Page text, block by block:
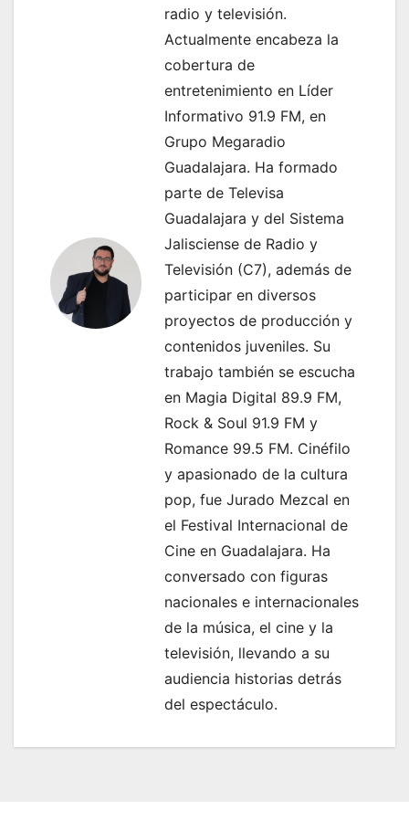
radio y televisión.
Actualmente encabeza la
cobertura de
entretenimiento en Líder
Informativo 91.9 FM, en
Grupo Megaradio
Guadalajara. Ha formado
parte de Televisa
Guadalajara y del Sistema
Jalisciense de Radio y
Televisión (C7), además de
participar en diversos
proyectos de producción y
contenidos juveniles. Su
trabajo también se escucha
en Magia Digital 89.9 FM,
Rock & Soul 91.9 FM y
Romance 99.5 FM. Cinéfilo
y apasionado de la cultura
pop, fue Jurado Mezcal en
el Festival Internacional de
Cine en Guadalajara. Ha
conversado con figuras
nacionales e internacionales
de la música, el cine y la
televisión, llevando a su
audiencia historias detrás
del espectáculo.